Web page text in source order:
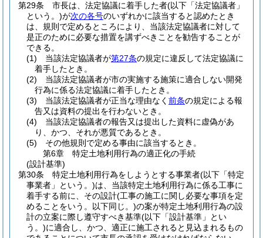
第29条
市長は、法定協議に着手した者(以下「法定協議者」
という。)が次の各号のいずれかに該当すると認めたとき
は、規則で定めるところにより、当該法定協議者に対して
是正のために必要な措置を講ずべきことを勧告することが
できる。
(1)
当該法定協議者が第27条の規定に違反して法定協議に
着手したとき。
(2)
当該法定協議者が市の実施する施策に適合しない開発
行為に係る法定協議に着手したとき。
(3)
当該法定協議者が正当な理由なく 前条の規定による報
告又は資料の提出を行わないとき。
(4)
当該法定協議者の報告又は提出した資料に虚偽があ
り、かつ、それが悪質であるとき。
(5)
その他規則で定める事由に該当するとき。
第6章
特定土地利用行為の適正化の手続
(設計基準)
第30条
特定土地利用行為をしようとする事業者(以下「特定
事業者」という。)は、当該特定土地利用行為に係る工事に
着手する前に、その設計(工事の施工に関し必要な事項を定
めることをいう。以下同じ。)の案が特定土地利用行為の設
計の立案に際し遵守すべき基準(以下「設計基準」とい
う。)に適合し、かつ、適正に施工されると見込まれるもの